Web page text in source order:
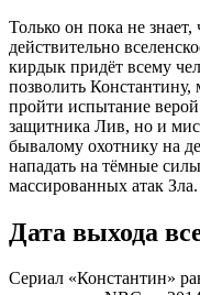
Только он пока не
действительно
кирдык придёт всему
позволить
пройти испытание
защитника Лив, но и
бывалому охотнику на
нападать на тёмные
массированных атак Зла.
Дата выхода
Сериал «Константин»